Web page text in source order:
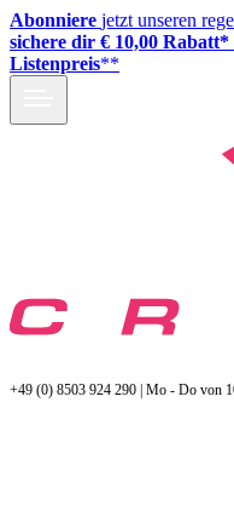
Abonniere jetzt unseren
sichere dir € 10,00
Listenpreis**
+49 (0) 8503 924 290 | Mo - Do von